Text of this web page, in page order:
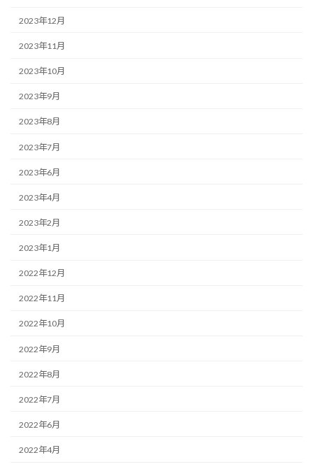
2023年12月
2023年11月
2023年10月
2023年9月
2023年8月
2023年7月
2023年6月
2023年4月
2023年2月
2023年1月
2022年12月
2022年11月
2022年10月
2022年9月
2022年8月
2022年7月
2022年6月
2022年4月